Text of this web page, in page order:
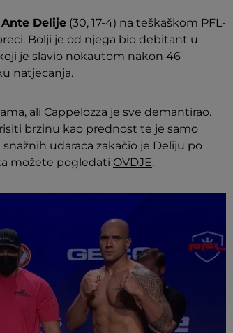
Ante Delije (30, 17-4) na teškaškom PFL-
Bolji je od njega bio debitant u
koji je slavio nokautom nakon 46
natjecanja.
ali Cappelozza je sve demantirao.
brzinu kao prednost te je samo
snažnih udaraca zakačio je Deliju po
možete pogledati OVDJE.